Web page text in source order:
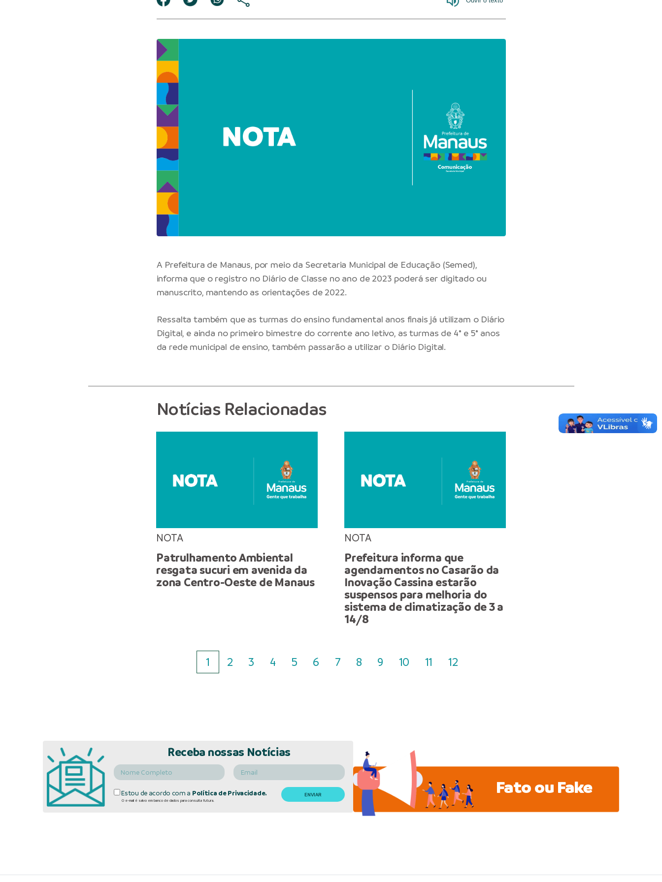
A Prefeitura de Manaus, por meio da Secretaria Municipal de Educação (Semed),
informa que o registro no Diário de Classe no ano de 2023 poderá ser digitado ou
manuscrito, mantendo as orientações de 2022.
Ressalta também que as turmas do ensino fundamental anos finais já utilizam o Diário
Digital, e ainda no primeiro bimestre do corrente ano letivo, as turmas de 4° e 5° anos
da rede municipal de ensino, também passarão a utilizar o Diário Digital.
Notícias Relacionadas
NOTA
Patrulhamento Ambiental
resgata sucuri em avenida da
zona Centro-Oeste de Manaus
NOTA
Prefeitura informa que
agendamentos no Casarão da
Inovação Cassina estarão
suspensos para melhoria do
sistema de climatização de 3 a
14/8
1 2 3 4 5 6 7 8 9 10 11 12
Receba nossas Notícias
Estou de acordo com a Política de Privacidade.
O e-mail é salvo em banco de dados para consulta futura.
Fato ou Fake